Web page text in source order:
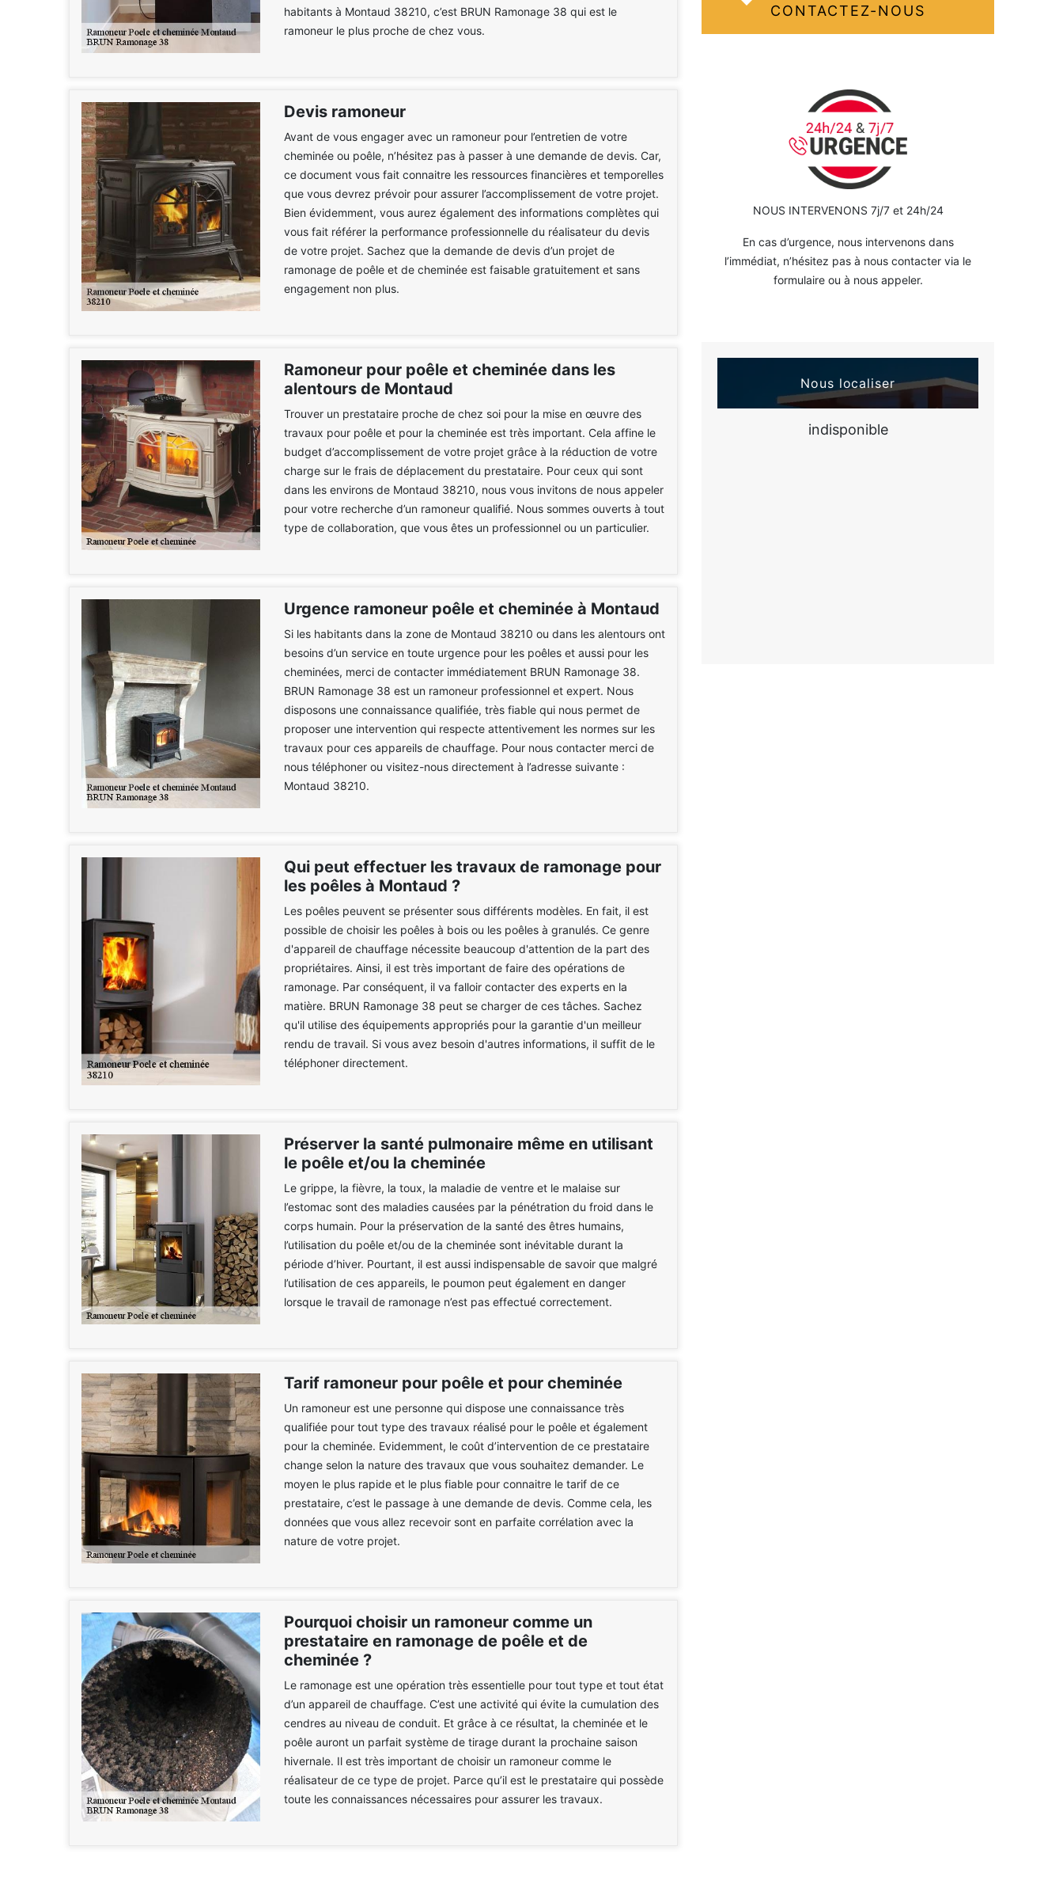
habitants à Montaud 38210, c’est BRUN Ramonage 38 qui est le
ramoneur le plus proche de chez vous.
Devis ramoneur
Avant de vous engager avec un ramoneur pour l’entretien de votre
cheminée ou poêle, n’hésitez pas à passer à une demande de devis. Car,
ce document vous fait connaitre les ressources financières et temporelles
que vous devrez prévoir pour assurer l’accomplissement de votre projet.
Bien évidemment, vous aurez également des informations complètes qui
vous fait référer la performance professionnelle du réalisateur du devis
de votre projet. Sachez que la demande de devis d’un projet de
ramonage de poêle et de cheminée est faisable gratuitement et sans
engagement non plus.
Ramoneur pour poêle et cheminée dans les
alentours de Montaud
Trouver un prestataire proche de chez soi pour la mise en œuvre des
travaux pour poêle et pour la cheminée est très important. Cela affine le
budget d’accomplissement de votre projet grâce à la réduction de votre
charge sur le frais de déplacement du prestataire. Pour ceux qui sont
dans les environs de Montaud 38210, nous vous invitons de nous appeler
pour votre recherche d’un ramoneur qualifié. Nous sommes ouverts à tout
type de collaboration, que vous êtes un professionnel ou un particulier.
Urgence ramoneur poêle et cheminée à Montaud
Si les habitants dans la zone de Montaud 38210 ou dans les alentours ont
besoins d’un service en toute urgence pour les poêles et aussi pour les
cheminées, merci de contacter immédiatement BRUN Ramonage 38.
BRUN Ramonage 38 est un ramoneur professionnel et expert. Nous
disposons une connaissance qualifiée, très fiable qui nous permet de
proposer une intervention qui respecte attentivement les normes sur les
travaux pour ces appareils de chauffage. Pour nous contacter merci de
nous téléphoner ou visitez-nous directement à l’adresse suivante :
Montaud 38210.
Qui peut effectuer les travaux de ramonage pour
les poêles à Montaud ?
Les poêles peuvent se présenter sous différents modèles. En fait, il est
possible de choisir les poêles à bois ou les poêles à granulés. Ce genre
d'appareil de chauffage nécessite beaucoup d'attention de la part des
propriétaires. Ainsi, il est très important de faire des opérations de
ramonage. Par conséquent, il va falloir contacter des experts en la
matière. BRUN Ramonage 38 peut se charger de ces tâches. Sachez
qu'il utilise des équipements appropriés pour la garantie d'un meilleur
rendu de travail. Si vous avez besoin d'autres informations, il suffit de le
téléphoner directement.
Préserver la santé pulmonaire même en utilisant
le poêle et/ou la cheminée
Le grippe, la fièvre, la toux, la maladie de ventre et le malaise sur
l’estomac sont des maladies causées par la pénétration du froid dans le
corps humain. Pour la préservation de la santé des êtres humains,
l’utilisation du poêle et/ou de la cheminée sont inévitable durant la
période d’hiver. Pourtant, il est aussi indispensable de savoir que malgré
l’utilisation de ces appareils, le poumon peut également en danger
lorsque le travail de ramonage n’est pas effectué correctement.
Tarif ramoneur pour poêle et pour cheminée
Un ramoneur est une personne qui dispose une connaissance très
qualifiée pour tout type des travaux réalisé pour le poêle et également
pour la cheminée. Evidemment, le coût d’intervention de ce prestataire
change selon la nature des travaux que vous souhaitez demander. Le
moyen le plus rapide et le plus fiable pour connaitre le tarif de ce
prestataire, c’est le passage à une demande de devis. Comme cela, les
données que vous allez recevoir sont en parfaite corrélation avec la
nature de votre projet.
Pourquoi choisir un ramoneur comme un
prestataire en ramonage de poêle et de
cheminée ?
Le ramonage est une opération très essentielle pour tout type et tout état
d’un appareil de chauffage. C’est une activité qui évite la cumulation des
cendres au niveau de conduit. Et grâce à ce résultat, la cheminée et le
poêle auront un parfait système de tirage durant la prochaine saison
hivernale. Il est très important de choisir un ramoneur comme le
réalisateur de ce type de projet. Parce qu’il est le prestataire qui possède
toute les connaissances nécessaires pour assurer les travaux.
CONTACTEZ-NOUS
NOUS INTERVENONS 7j/7 et 24h/24
En cas d’urgence, nous intervenons dans
l’immédiat, n’hésitez pas à nous contacter via le
formulaire ou à nous appeler.
Nous localiser
indisponible